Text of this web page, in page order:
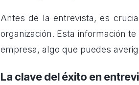
Antes de la entrevista, es
organización. Esta información
empresa, algo que puedes
La clave del éxito en